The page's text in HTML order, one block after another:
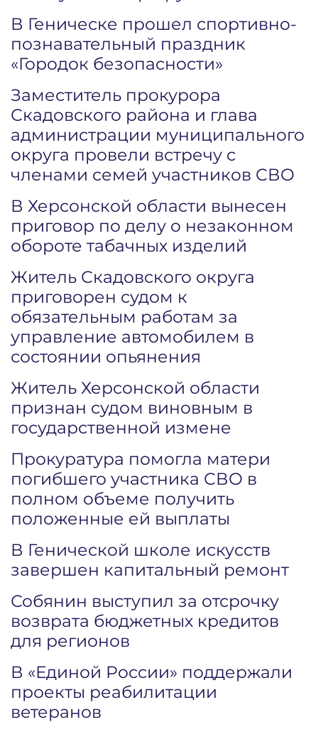
В Геническе прошел спортивно-
познавательный праздник
«Городок безопасности»
Заместитель прокурора
Скадовского района и глава
администрации муниципального
округа провели встречу с
членами семей участников СВО
В Херсонской области вынесен
приговор по делу о незаконном
обороте табачных изделий
Житель Скадовского округа
приговорен судом к
обязательным работам за
управление автомобилем в
состоянии опьянения
Житель Херсонской области
признан судом виновным в
государственной измене
Прокуратура помогла матери
погибшего участника СВО в
полном объеме получить
положенные ей выплаты
В Генической школе искусств
завершен капитальный ремонт
Собянин выступил за отсрочку
возврата бюджетных кредитов
для регионов
В «Единой России» поддержали
проекты реабилитации
ветеранов